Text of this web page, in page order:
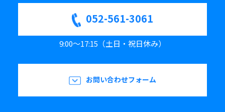
052-561-3061
9:00～17:15（土日・祝日休み）
お問い合わせフォーム